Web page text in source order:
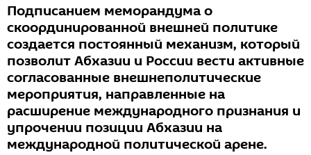
Подписанием меморандума о
скоординированной внешней политике
создается постоянный механизм, который
позволит Абхазии и России вести активные
согласованные внешнеполитические
мероприятия, направленные на
расширение международного признания и
упрочении позиции Абхазии на
международной политической арене.